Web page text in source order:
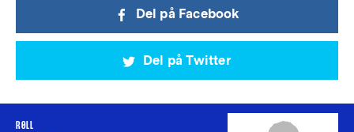
Del på Facebook
Del på Twitter
RØLL